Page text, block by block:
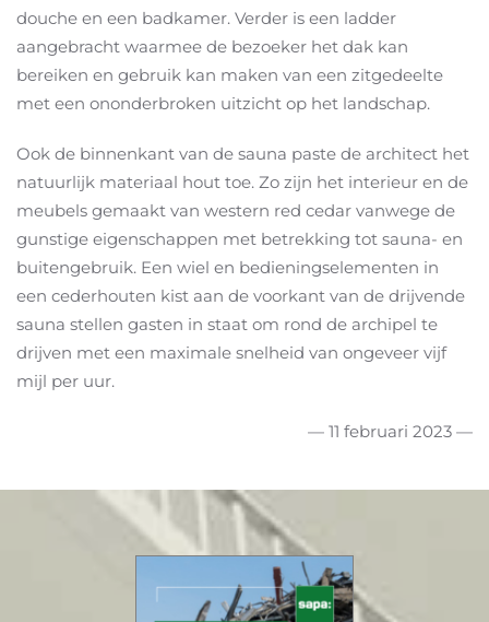
douche en een badkamer. Verder is een ladder
aangebracht waarmee de bezoeker het dak kan
bereiken en gebruik kan maken van een zitgedeelte
met een ononderbroken uitzicht op het landschap.
Ook de binnenkant van de sauna paste de architect het
natuurlijk materiaal hout toe. Zo zijn het interieur en de
meubels gemaakt van western red cedar vanwege de
gunstige eigenschappen met betrekking tot sauna- en
buitengebruik. Een wiel en bedieningselementen in
een cederhouten kist aan de voorkant van de drijvende
sauna stellen gasten in staat om rond de archipel te
drijven met een maximale snelheid van ongeveer vijf
mijl per uur.
— 11 februari 2023 —